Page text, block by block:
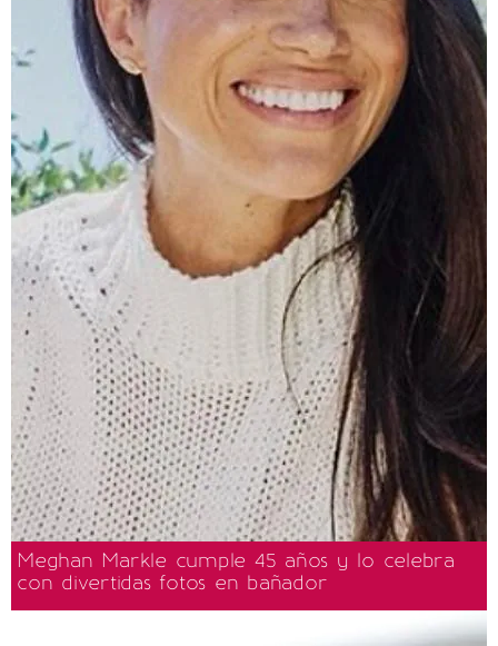
Meghan Markle cumple 45 años y lo celebra
con divertidas fotos en bañador